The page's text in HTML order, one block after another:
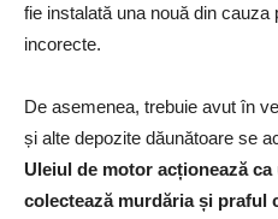
fie instalată una nouă din cauza
incorecte.
De asemenea, trebuie avut în
și alte depozite dăunătoare se
Uleiul de motor acționează
colectează murdăria și praful